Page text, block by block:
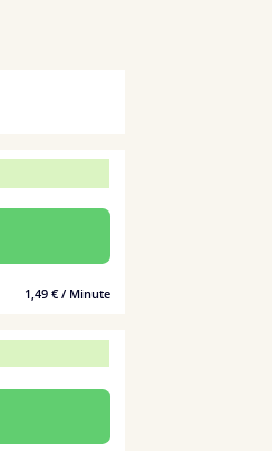
1,49 € / Minute